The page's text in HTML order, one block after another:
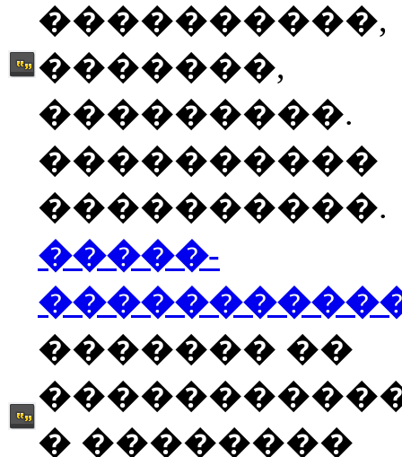
����������,
�������,
���������.
����������
����������.
�����-
������� ��
� ��������